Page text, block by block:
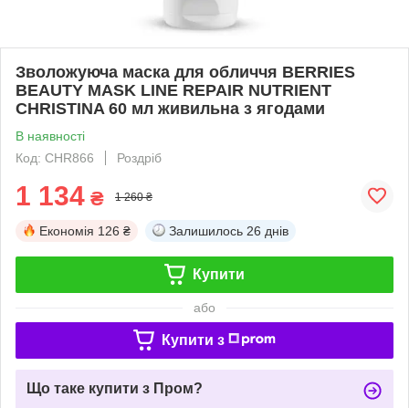
Зволожуюча маска для обличчя BERRIES
BEAUTY MASK LINE REPAIR NUTRIENT
CHRISTINA 60 мл живильна з ягодами
В наявності
Код: CHR866
Роздріб
1 134 ₴ 1 260 ₴
Економія 126 ₴ Залишилось 26 днів
Купити
або
Купити з
Що таке купити з Пром?